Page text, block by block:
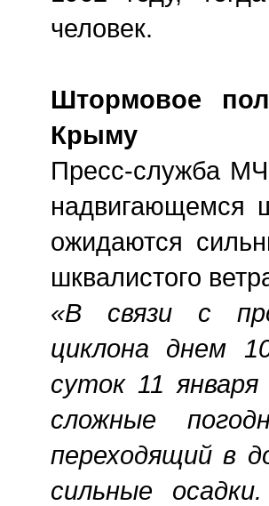
человек.
Штормовое
Крыму
Пресс-служба
надвигающемся
ожидаются
шквалистого
«В связи с
циклона днем
суток 11
сложные
переходящий в
сильные